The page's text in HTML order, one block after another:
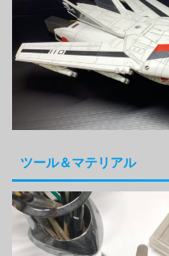
ツール＆マテリアル